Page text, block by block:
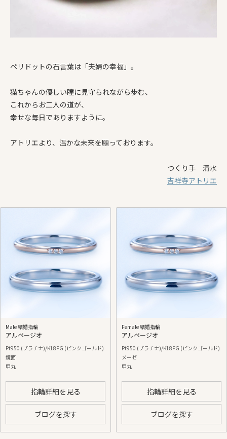
ペリドットの石言葉は「夫婦の幸福」。
猫ちゃんの優しい瞳に見守られながら歩む、
これからお二人の道が、
幸せな毎日でありますように。
アトリエより、温かな未来を願っております。
つくり手 清水
吉祥寺アトリエ
Male 結婚指輪
アルページオ
Pt950 (プラチナ)/K18PG (ピンクゴールド)
鏡面
甲丸
指輪詳細を見る
ブログを探す
Female 結婚指輪
アルページオ
Pt950 (プラチナ)/K18PG (ピンクゴールド)
メーゼ
甲丸
指輪詳細を見る
ブログを探す